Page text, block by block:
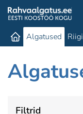
Algatused
Filtrid